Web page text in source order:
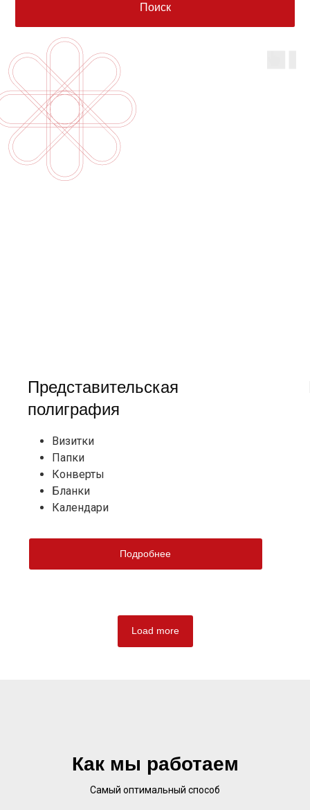
Поиск
Представительская
полиграфия
Визитки
Папки
Конверты
Бланки
Календари
Подробнее
Load more
Как мы работаем
Самый оптимальный способ